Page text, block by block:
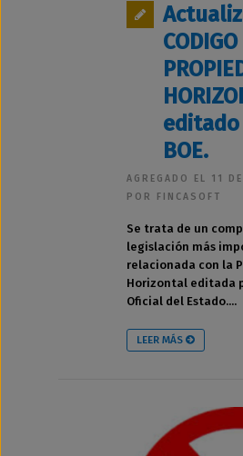
BOE.
AGREGADO EL 11
POR FINCASOFT
Se trata de un
legislación más
relacionada con la
Horizontal editada
Oficial del Estado....
LEER MÁS